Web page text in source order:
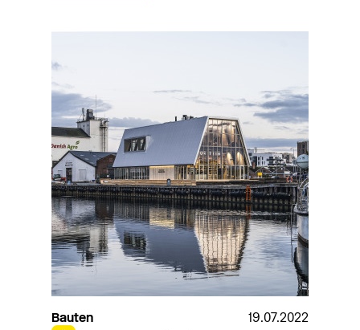
Bauten 19.07.2022